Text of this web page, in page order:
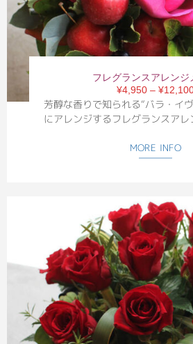
フレグランスアレンジ
¥4,950 –
芳醇な香りで知られる“バラ・イ
にアレンジするフレグランスアレ
MORE INFO